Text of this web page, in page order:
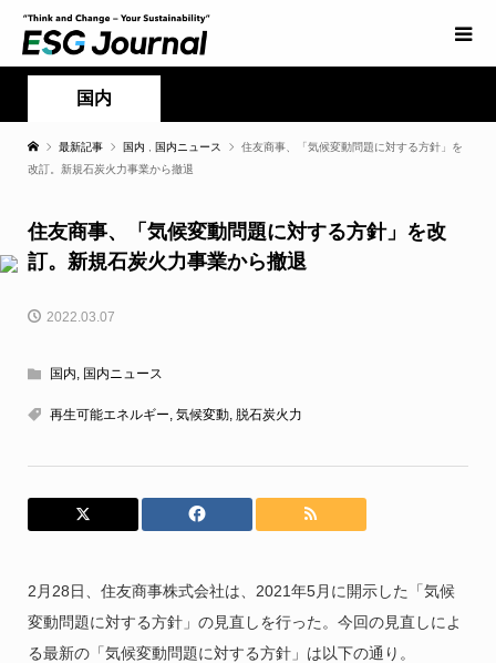
国内
最新記事 国内 国内ニュース
住友商事、「気候変動問題に対する方針」を
改訂。新規石炭火力事業から撤退
住友商事、「気候変動問題に対する方針」を改
訂。新規石炭火力事業から撤退
2022.03.07
国内, 国内ニュース
再生可能エネルギー, 気候変動, 脱石炭火力
2月28日、住友商事株式会社は、2021年5月に開示した「気候
変動問題に対する方針」の見直しを行った。今回の見直しによ
る最新の「気候変動問題に対する方針」は以下の通り。